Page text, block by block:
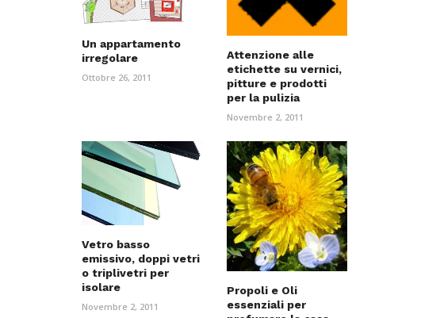
Un appartamento
irregolare
Ottobre 26, 2011
Attenzione alle
etichette su vernici,
pitture e prodotti
per la pulizia
Novembre 2, 2011
Vetro basso
emissivo, doppi vetri
o triplivetri per
isolare
Novembre 2, 2011
Propoli e Oli
essenziali per